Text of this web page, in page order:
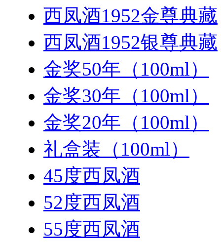
西凤酒1952金尊典藏
西凤酒1952银尊典藏
金奖50年（100ml）
金奖30年（100ml）
金奖20年（100ml）
礼盒装（100ml）
45度西凤酒
52度西凤酒
55度西凤酒